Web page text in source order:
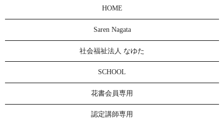
HOME
Saren Nagata
社会福祉法人 なゆた
SCHOOL
花書会員専用
認定講師専用